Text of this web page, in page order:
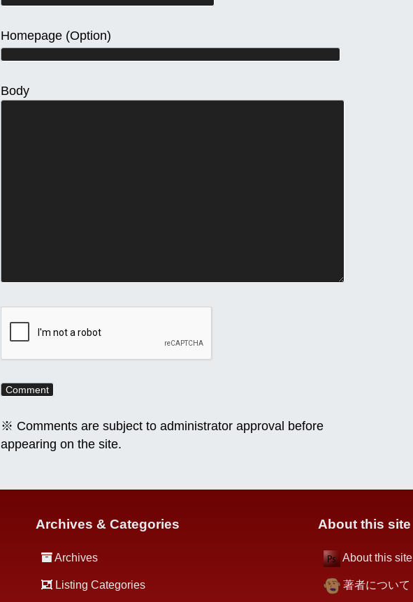
Homepage (Option)
Body
※ Comments are subject to administrator approval before
appearing on the site.
Archives & Categories
Archives
Listing Categories
About this site
About this site
著者について